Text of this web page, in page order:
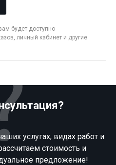
будет доступно
личный кабинет и другие
услугах, видах работ и
стоимость и
предложение!